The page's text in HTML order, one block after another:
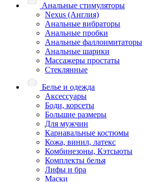
Анальные стимуляторы
Nexus (Англия)
Анальные вибраторы
Анальные пробки
Анальные фаллоимитаторы
Анальные шарики
Массажеры простаты
Стеклянные
Белье и одежда
Аксессуары
Боди, корсеты
Большие размеры
Для мужчин
Карнавальные костюмы
Кожа, винил, латекс
Комбинезоны, Кэтсьюты
Комплекты белья
Лифы и бра
Маски